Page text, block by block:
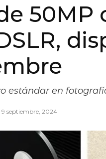
50MP
estándar en
9 septiembre, 2024